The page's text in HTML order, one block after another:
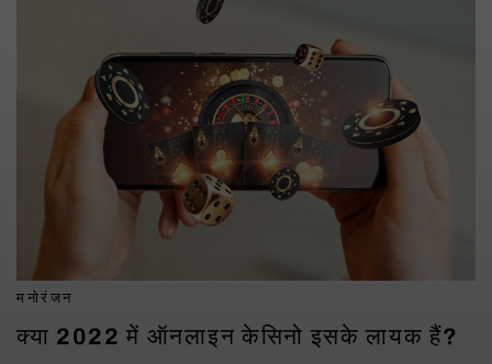
मनोरंजन
क्या 2022 में ऑनलाइन केसिनो इसके लायक हैं?